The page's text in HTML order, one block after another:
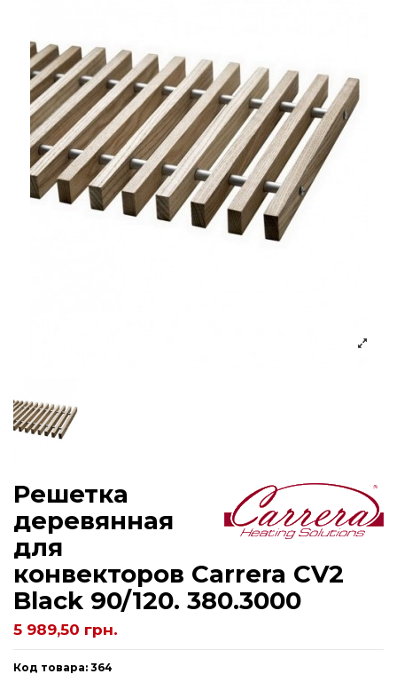
Решетка
деревянная
для
конвекторов Carrera СV2
Black 90/120. 380.3000
5 989,50 грн.
Код товара: 364